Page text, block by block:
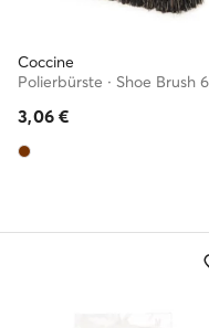
Coccine
3,06 €